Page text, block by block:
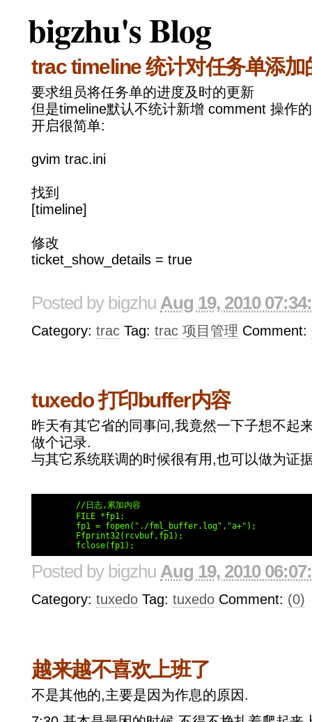
bigzhu's Blog
trac timeline 统计对任务单添加
要求组员将任务单的进度及时的更新
但是timeline默认不统计新增 comment 操作的
开启很简单:
gvim trac.ini
找到
[timeline]
修改
ticket_show_details = true
Posted by bigzhu Aug 19, 2010
Category: trac Tag: trac 项目管理 Comment:
tuxedo 打印buffer内容
昨天有其它省的同事问,我竟然一下子想不起
做个记录.
与其它系统联调的时候很有用,也可以做为证
	fclose(fp1);
Posted by bigzhu Aug 19, 2010
Category: tuxedo Tag: tuxedo Comment: (0)
越来越不喜欢上班了
不是其他的,主要是因为作息的原因.